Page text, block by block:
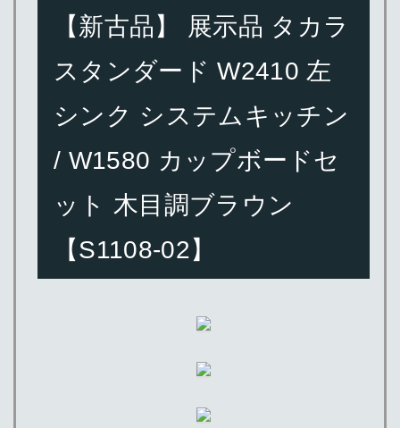
【新古品】 展示品 タカラ
スタンダード W2410 左
シンク システムキッチン
/ W1580 カップボードセ
ット 木目調ブラウン
【S1108-02】